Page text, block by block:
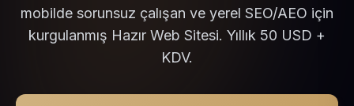
mobilde sorunsuz çalışan ve yerel SEO/AEO için
kurgulanmış Hazır Web Sitesi. Yıllık 50 USD +
KDV.